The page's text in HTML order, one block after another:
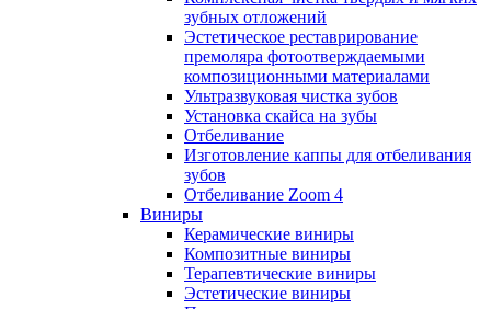
зубных отложений
Эстетическое реставрирование
премоляра фотоотверждаемыми
композиционными материалами
Ультразвуковая чистка зубов
Установка скайса на зубы
Отбеливание
Изготовление каппы для отбеливания
зубов
Отбеливание Zoom 4
Виниры
Керамические виниры
Композитные виниры
Терапевтические виниры
Эстетические виниры